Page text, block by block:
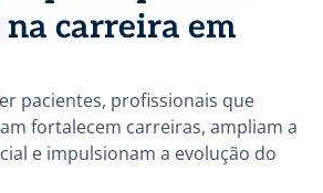
na carreira em
pacientes, profissionais que
fortalecem carreiras, ampliam a
e impulsionam a evolução do